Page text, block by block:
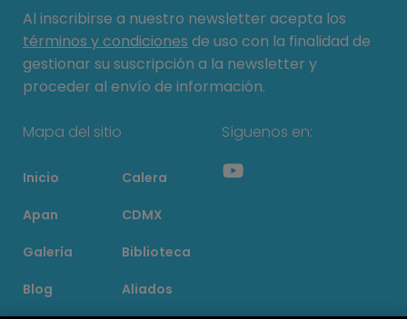
Al inscribirse a nuestro newsletter acepta los
términos y condiciones de uso con la finalidad de
gestionar su suscripción a la newsletter y
proceder al envío de información.
Mapa del sitio
Inicio Calera
Apan CDMX
Galería Biblioteca
Blog Aliados
Síguenos en: